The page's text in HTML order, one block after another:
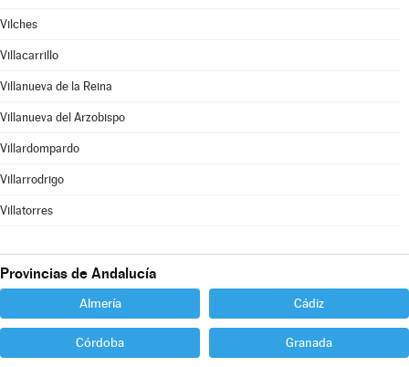
Vilches
Villacarrillo
Villanueva de la Reina
Villanueva del Arzobispo
Villardompardo
Villarrodrigo
Villatorres
Provincias de Andalucía
Almería Cádiz
Córdoba Granada